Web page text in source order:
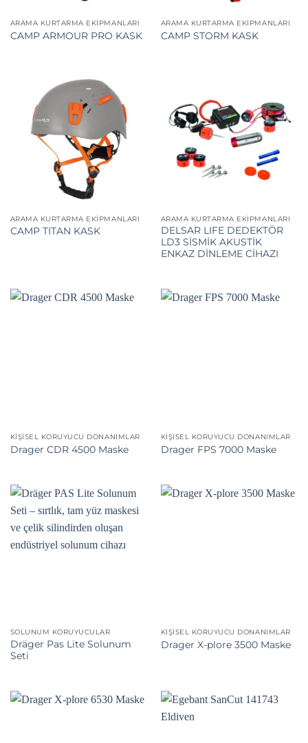
ARAMA KURTARMA EKIPMANLARI
CAMP ARMOUR PRO KASK
ARAMA KURTARMA EKIPMANLARI
CAMP STORM KASK
ARAMA KURTARMA EKIPMANLARI
CAMP TITAN KASK
ARAMA KURTARMA EKIPMANLARI
DELSAR LIFE DEDEKTÖR
LD3 SİSMİK AKUSTİK
ENKAZ DİNLEME CİHAZI
KIŞISEL KORUYUCU DONANIMLAR
Drager CDR 4500 Maske
KIŞISEL KORUYUCU DONANIMLAR
Drager FPS 7000 Maske
SOLUNUM KORUYUCULAR
Dräger Pas Lite Solunum
Seti
KIŞISEL KORUYUCU DONANIMLAR
Drager X-plore 3500 Maske